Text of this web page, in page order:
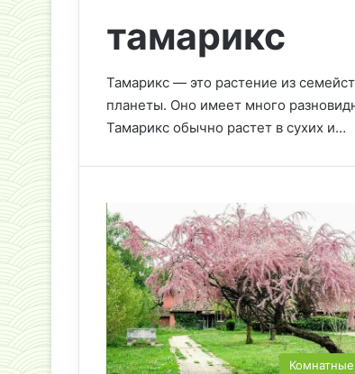
тамарикс
Тамарикс — это растение из
планеты. Оно имеет много
Тамарикс обычно растет в сухих и…